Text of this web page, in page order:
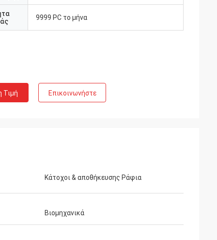
9999 PC το μήνα
Τιμή Επικοινωνήστε
Κάτοχοι & αποθήκευσης Ράφια
Βιομηχανικά